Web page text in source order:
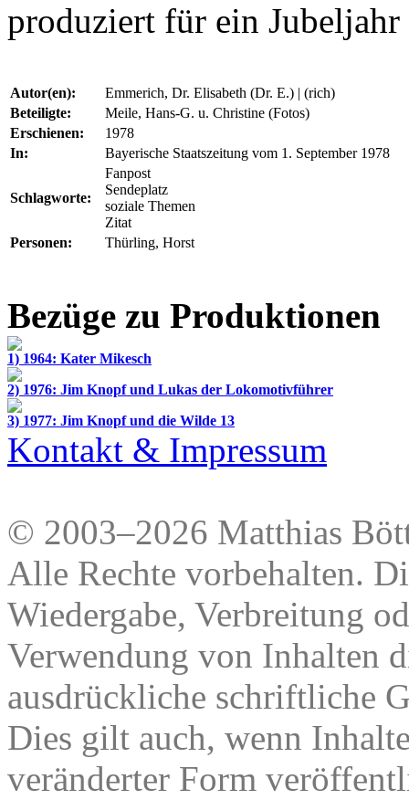
produziert für ein Jubeljahr
Autor(en):
Emmerich, Dr. Elisabeth (Dr. E.) | (rich)
Beteiligte:
Meile, Hans-G. u. Christine (Fotos)
Erschienen:
1978
In:
Bayerische Staatszeitung vom 1. September 1978
Schlagworte:
Fanpost
Sendeplatz
soziale Themen
Zitat
Personen:
Thürling, Horst
Bezüge zu Produktionen
1) 1964: Kater Mikesch
2) 1976: Jim Knopf und Lukas der Lokomotivführer
3) 1977: Jim Knopf und die Wilde 13
Kontakt & Impressum
© 2003–2026 Matthias
Alle Rechte vorbehalten.
Wiedergabe, Verbreitung
Verwendung von Inhalten
ausdrückliche schriftliche
Dies gilt auch, wenn
veränderter Form